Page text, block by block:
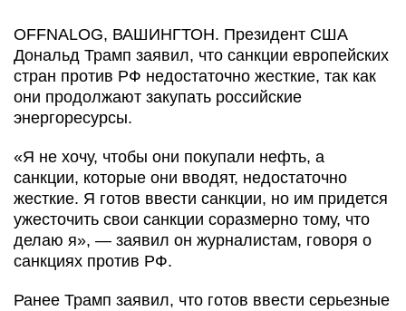
OFFNALOG, ВАШИНГТОН. Президент США
Дональд Трамп заявил, что санкции европейских
стран против РФ недостаточно жесткие, так как
они продолжают закупать российские
энергоресурсы.
«Я не хочу, чтобы они покупали нефть, а
санкции, которые они вводят, недостаточно
жесткие. Я готов ввести санкции, но им придется
ужесточить свои санкции соразмерно тому, что
делаю я», — заявил он журналистам, говоря о
санкциях против РФ.
Ранее Трамп заявил, что готов ввести серьезные